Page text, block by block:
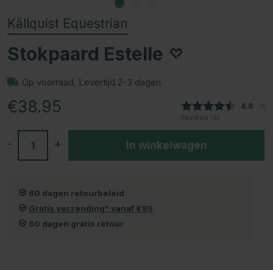
Källquist Equestrian
Stokpaard Estelle
Op voorraad. Levertijd 2-3 dagen
€38.95 4.8
Reviews (3)
+
- In winkelwagen
60 dagen retourbeleid
Gratis verzending* vanaf €99
60 dagen gratis retour